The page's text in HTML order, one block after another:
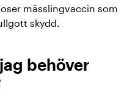
mässlingvaccin som
skydd.
behöver